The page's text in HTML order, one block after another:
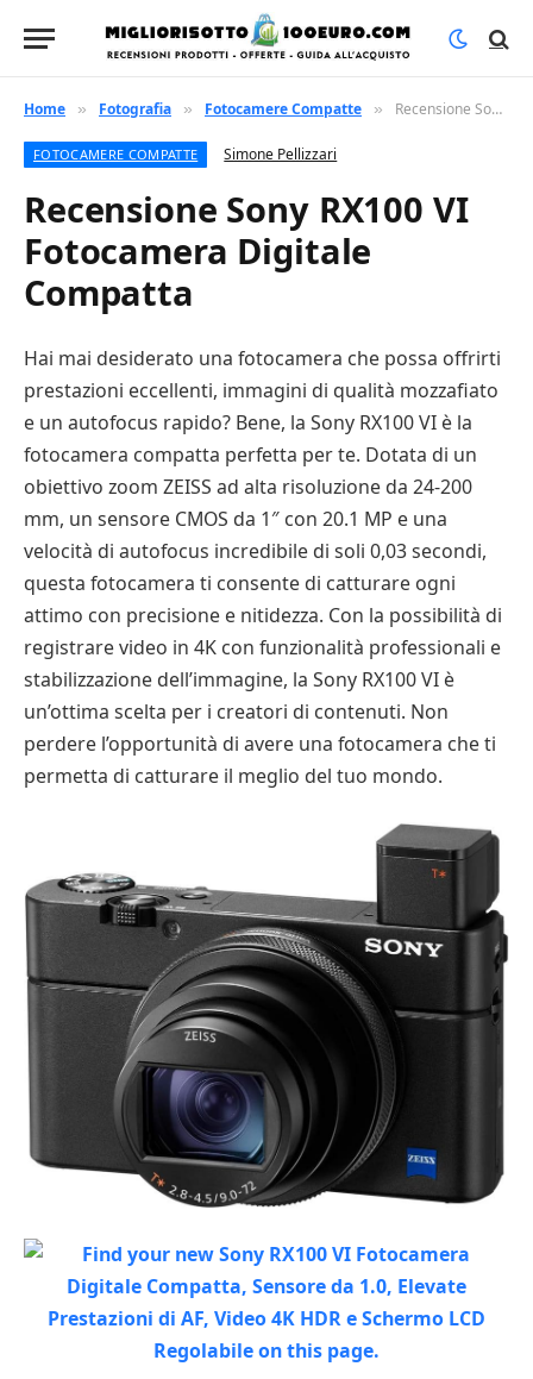
Home » Fotografia » Fotocamere Compatte » Recensione Sony RX100 VI Fotocamera Digitale Compatta
FOTOCAMERE COMPATTE Simone Pellizzari
Recensione Sony RX100 VI
Fotocamera Digitale
Compatta
Hai mai desiderato una fotocamera che possa offrirti
prestazioni eccellenti, immagini di qualità mozzafiato
e un autofocus rapido? Bene, la Sony RX100 VI è la
fotocamera compatta perfetta per te. Dotata di un
obiettivo zoom ZEISS ad alta risoluzione da 24-200
mm, un sensore CMOS da 1″ con 20.1 MP e una
velocità di autofocus incredibile di soli 0,03 secondi,
questa fotocamera ti consente di catturare ogni
attimo con precisione e nitidezza. Con la possibilità di
registrare video in 4K con funzionalità professionali e
stabilizzazione dell’immagine, la Sony RX100 VI è
un’ottima scelta per i creatori di contenuti. Non
perdere l’opportunità di avere una fotocamera che ti
permetta di catturare il meglio del tuo mondo.